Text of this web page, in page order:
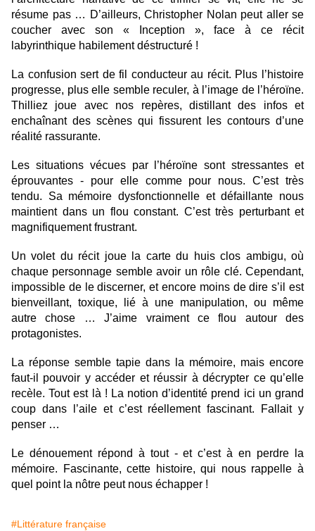
résume pas … D’ailleurs, Christopher Nolan peut aller se
coucher avec son « Inception », face à ce récit
labyrinthique habilement déstructuré !
La confusion sert de fil conducteur au récit. Plus l’histoire
progresse, plus elle semble reculer, à l’image de l’héroïne.
Thilliez joue avec nos repères, distillant des infos et
enchaînant des scènes qui fissurent les contours d’une
réalité rassurante.
Les situations vécues par l’héroïne sont stressantes et
éprouvantes - pour elle comme pour nous. C’est très
tendu. Sa mémoire dysfonctionnelle et défaillante nous
maintient dans un flou constant. C’est très perturbant et
magnifiquement frustrant.
Un volet du récit joue la carte du huis clos ambigu, où
chaque personnage semble avoir un rôle clé. Cependant,
impossible de le discerner, et encore moins de dire s’il est
bienveillant, toxique, lié à une manipulation, ou même
autre chose … J’aime vraiment ce flou autour des
protagonistes.
La réponse semble tapie dans la mémoire, mais encore
faut-il pouvoir y accéder et réussir à décrypter ce qu’elle
recèle. Tout est là ! La notion d’identité prend ici un grand
coup dans l’aile et c’est réellement fascinant. Fallait y
penser …
Le dénouement répond à tout - et c’est à en perdre la
mémoire. Fascinante, cette histoire, qui nous rappelle à
quel point la nôtre peut nous échapper !
#Littérature française